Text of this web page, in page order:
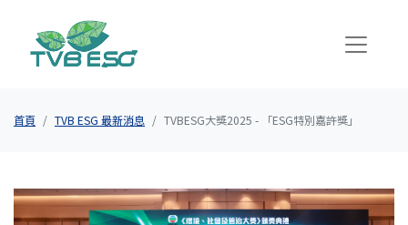
首頁 TVB ESG 最新消息 TVBESG大獎2025 - 「ESG特別嘉許獎」